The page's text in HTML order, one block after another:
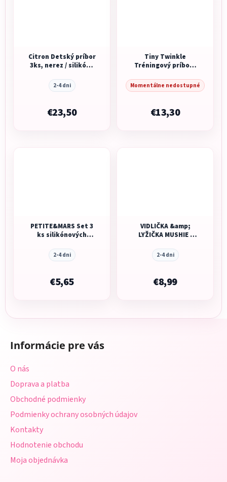
Citron Detský príbor
3ks, nerez / silikón -
2-4 dni
€23,50
Tiny Twinkle
Tréningový príbor -
Momentálne nedostupné
€13,30
PETITE&MARS Set 3
ks silikónových
lyžičiek Take&Match
Misty Green 6m+
2-4 dni
€5,65
VIDLIČKA &amp;
LYŽIČKA MUSHIE -
2-4 dni
€8,99
Informácie pre vás
O nás
Doprava a platba
Obchodné podmienky
Podmienky ochrany osobných údajov
Kontakty
Hodnotenie obchodu
Moja objednávka